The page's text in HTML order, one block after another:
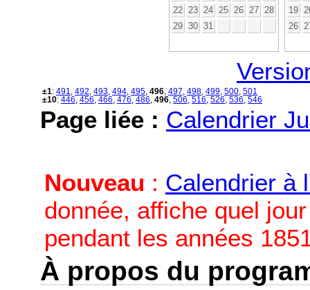
22
23 24 25 26 27
28
29 30 31
19
26
±1: 491 492 493 494 495 496 497 498 499 500 501
±10: 446 456 466 476 486 496 506 516 526 536 546
Page liée : Calendrier
Nouveau : Calendrier à
donnée, affiche quel
pendant les années
À propos du